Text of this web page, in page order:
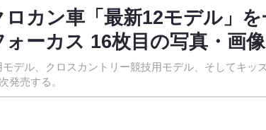
カン車「最新12モデル」
ーカス 16枚目の写真・画像
デル、クロスカントリー競技用モデル、そしてキッ
発売する。